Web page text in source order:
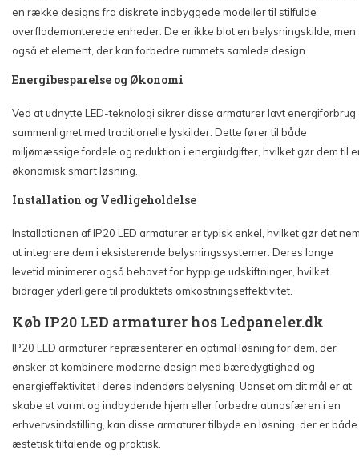
en række designs fra diskrete indbyggede modeller til stilfulde
overflademonterede enheder. De er ikke blot en belysningskilde, men
også et element, der kan forbedre rummets samlede design.
Energibesparelse og Økonomi
Ved at udnytte LED-teknologi sikrer disse armaturer lavt energiforbrug
sammenlignet med traditionelle lyskilder. Dette fører til både
miljømæssige fordele og reduktion i energiudgifter, hvilket gør dem til
økonomisk smart løsning.
Installation og Vedligeholdelse
Installationen af IP20 LED armaturer er typisk enkel, hvilket gør det
at integrere dem i eksisterende belysningssystemer. Deres lange
levetid minimerer også behovet for hyppige udskiftninger, hvilket
bidrager yderligere til produktets omkostningseffektivitet.
Køb IP20 LED armaturer hos Ledpaneler.dk
IP20 LED armaturer repræsenterer en optimal løsning for dem, der
ønsker at kombinere moderne design med bæredygtighed og
energieffektivitet i deres indendørs belysning. Uanset om dit mål er at
skabe et varmt og indbydende hjem eller forbedre atmosfæren i en
erhvervsindstilling, kan disse armaturer tilbyde en løsning, der er både
æstetisk tiltalende og praktisk.